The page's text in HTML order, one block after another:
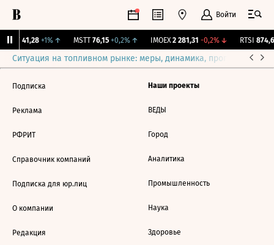
Войти
41,28 +1%↑ MSTT 76,15 +0,2%↑ IMOEX 2 281,31 -0,2%↓ RTSI
Ситуация на топливном рынке: меры, динамика, прогнозы
Подписка
Реклама
РФРИТ
Справочник компаний
Подписка для юр.лиц
О компании
Редакция
Наши проекты
ВЕДЫ
Город
Аналитика
Промышленность
Наука
Здоровье